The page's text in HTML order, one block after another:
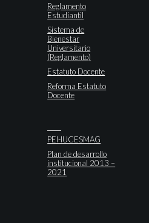
Reglamento
Estudiantil
Sistema de
Bienestar
Universitario
(Reglamento)
Estatuto Docente
Reforma Estatuto
Docente
PEI-IUCESMAG
Plan de desarrollo
institucional 2013 –
2021